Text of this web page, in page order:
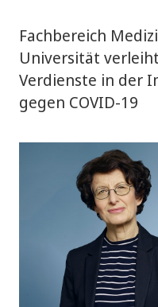
Fachbereich
Universität
Verdienste in der
gegen COVID-19